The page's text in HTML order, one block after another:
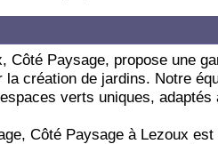
Côté Paysage, propose une
création de jardins. Notre
verts uniques, adaptés
Côté Paysage à Lezoux est